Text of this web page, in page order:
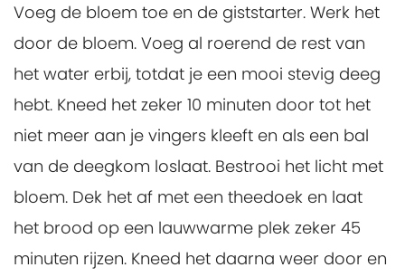
Voeg de bloem toe en de giststarter. Werk het
door de bloem. Voeg al roerend de rest van
het water erbij, totdat je een mooi stevig deeg
hebt. Kneed het zeker 10 minuten door tot het
niet meer aan je vingers kleeft en als een bal
van de deegkom loslaat. Bestrooi het licht met
bloem. Dek het af met een theedoek en laat
het brood op een lauwwarme plek zeker 45
minuten rijzen. Kneed het daarna weer door en